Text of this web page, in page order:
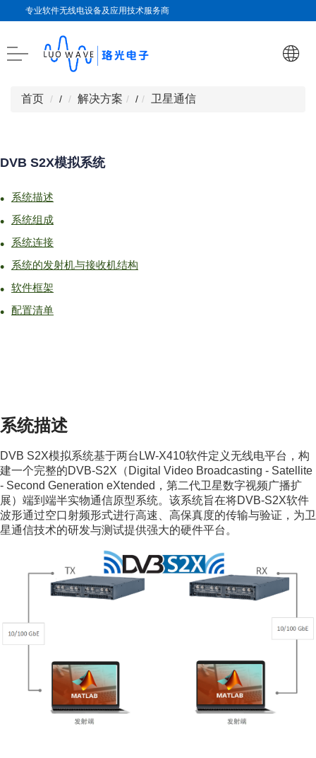
专业软件无线电设备及应用技术服务商
首页 / 解决方案 / 卫星通信
DVB S2X模拟系统
系统描述
系统组成
系统连接
系统的发射机与接收机结构
软件框架
配置清单
系统描述
DVB S2X模拟系统基于两台LW-X410软件定义无线电平台，构
建一个完整的DVB-S2X（Digital Video Broadcasting - Satellite
- Second Generation eXtended，第二代卫星数字视频广播扩
展）端到端半实物通信原型系统。该系统旨在将DVB-S2X软件
波形通过空口射频形式进行高速、高保真度的传输与验证，为卫
星通信技术的研发与测试提供强大的硬件平台。